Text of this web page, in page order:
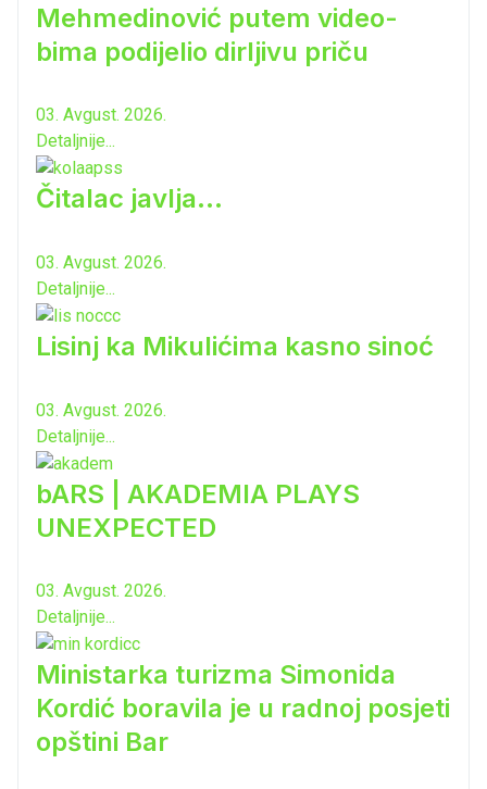
Mehmedinović putem video-
bima podijelio dirljivu priču
03. Avgust. 2026.
Detaljnije...
Čitalac javlja...
03. Avgust. 2026.
Detaljnije...
Lisinj ka Mikulićima kasno sinoć
03. Avgust. 2026.
Detaljnije...
bARS | AKADEMIA PLAYS
UNEXPECTED
03. Avgust. 2026.
Detaljnije...
Ministarka turizma Simonida
Kordić boravila je u radnoj posjeti
opštini Bar